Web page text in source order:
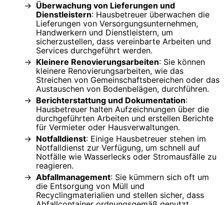
Überwachung von Lieferungen und
Dienstleistern: Hausbetreuer überwachen die
Lieferungen von Versorgungsunternehmen,
Handwerkern und Dienstleistern, um
sicherzustellen, dass vereinbarte Arbeiten und
Services durchgeführt werden.
Kleinere Renovierungsarbeiten: Sie können
kleinere Renovierungsarbeiten, wie das
Streichen von Gemeinschaftsbereichen oder das
Austauschen von Bodenbelägen, durchführen.
Berichterstattung und Dokumentation:
Hausbetreuer halten Aufzeichnungen über die
durchgeführten Arbeiten und erstellen Berichte
für Vermieter oder Hausverwaltungen.
Notfalldienst: Einige Hausbetreuer stehen im
Notfalldienst zur Verfügung, um schnell auf
Notfälle wie Wasserlecks oder Stromausfälle zu
reagieren.
Abfallmanagement: Sie kümmern sich oft um
die Entsorgung von Müll und
Recyclingmaterialien und stellen sicher, dass